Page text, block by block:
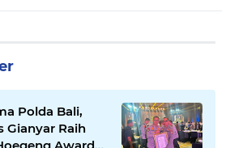
Polda Bali,
Gianyar Raih